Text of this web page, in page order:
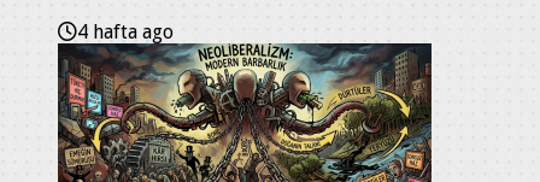
4 hafta ago